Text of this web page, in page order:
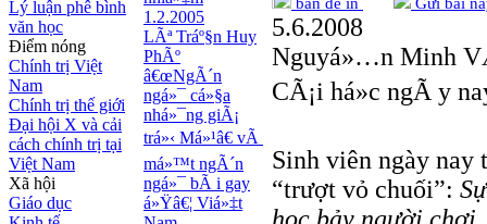
Lý luận phê bình
văn học
Điểm nóng
Chính trị Việt
Nam
Chính trị thế giới
Đại hội X và cải
cách chính trị tại
Việt Nam
Xã hội
Giáo dục
1.2.2005
LÃª Tráº§n Huy
PhÃº
â€œNgÃ´n
ngá»¯ cá»§a
nhá»¯ng giÃ¡
trá»‹ Má»¹â€ vÃ
má»™t ngÃ´n
ngá»¯ bÃ i gay
á»Ÿâ€¦ Viá»‡t
5.6.2008
Nguyá»…n Minh
CÃ¡i há»c ngÃ y
Sinh viên ngày nay
“trượt vỏ chuối”: